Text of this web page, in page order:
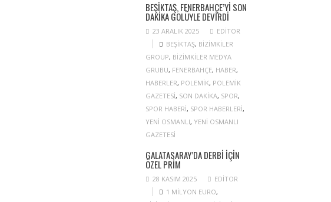
BEŞIKTAŞ, FENERBAHÇE’YI SON
DAKIKA GOLÜYLE DEVIRDI
23 ARALIK 2025
EDITOR
BEŞIKTAŞ, BIZIMKILER
GROUP, BIZIMKILER MEDYA
GRUBU, FENERBAHÇE, HABER,
HABERLER, POLEMIK, POLEMIK
GAZETESI, SON DAKIKA, SPOR,
SPOR HABERI, SPOR HABERLERI,
YENI OSMANLI, YENI OSMANLI
GAZETESI
GALATASARAY’DA DERBI IÇIN
ÖZEL PRIM
28 KASIM 2025
EDITOR
1 MILYON EURO,